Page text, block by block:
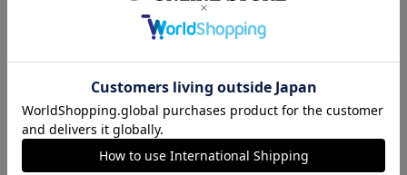
いわきFC 2026/27 1st レ
プリカユニフォーム
15,400円～19,800円
いわきFC 2026/27 1st オ
ーセンティックユニフォ
17,600円～22,000円 3,520円